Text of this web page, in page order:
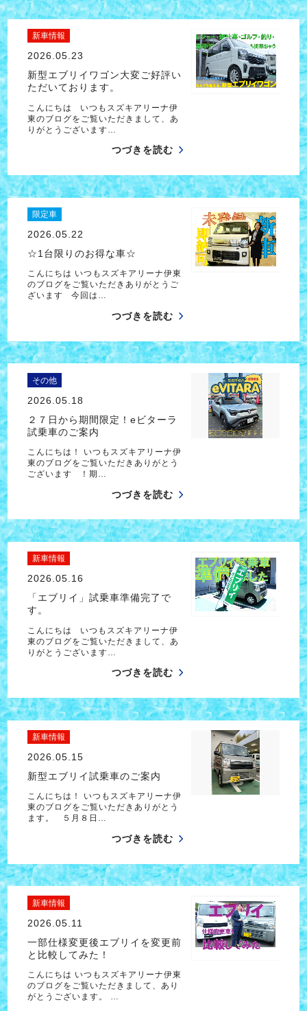
新車情報
2026.05.23
新型エブリイワゴン大変ご好評い
ただいております。
こんにちは いつもスズキアリーナ伊
東のブログをご覧いただきまして、あ
りがとうございます…
つづきを読む
限定車
2026.05.22
☆1台限りのお得な車☆
こんにちは いつもスズキアリーナ伊東
のブログをご覧いただきありがとうご
ざいます 今回は…
つづきを読む
その他
2026.05.18
２７日から期間限定！eビターラ
試乗車のご案内
こんにちは！ いつもスズキアリーナ伊
東のブログをご覧いただきありがとう
ございます ！期…
つづきを読む
新車情報
2026.05.16
「エブリイ」試乗車準備完了で
す。
こんにちは いつもスズキアリーナ伊
東のブログをご覧いただきまして、あ
りがとうございます…
つづきを読む
新車情報
2026.05.15
新型エブリイ試乗車のご案内
こんにちは！ いつもスズキアリーナ伊
東のブログをご覧いただきありがとう
ます。 ５月８日…
つづきを読む
新車情報
2026.05.11
一部仕様変更後エブリイを変更前
と比較してみた！
こんにちは いつもスズキアリーナ伊東
のブログをご覧いただきまして、あり
がとうございます。 …